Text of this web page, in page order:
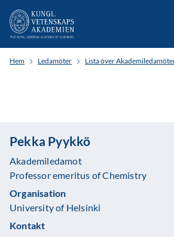
Hem Ledamöter Lista över
Pekka Pyykkö
Akademiledamot
Professor emeritus of Chemistry
Organisation
University of Helsinki
Kontakt